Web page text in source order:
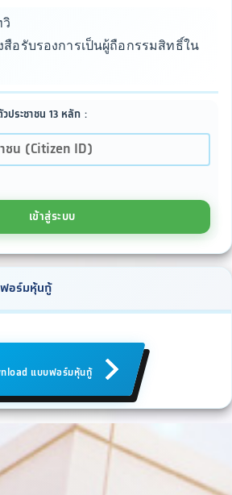
วิ
สือรับรองการเป็นผู้ถือกรรมสิทธิ์ใน
ประชาชน 13 หลัก :
ชน (Citizen ID)
เข้าสู่ระบบ
อร์มหุ้นกู้
แบบฟอร์มหุ้นกู้